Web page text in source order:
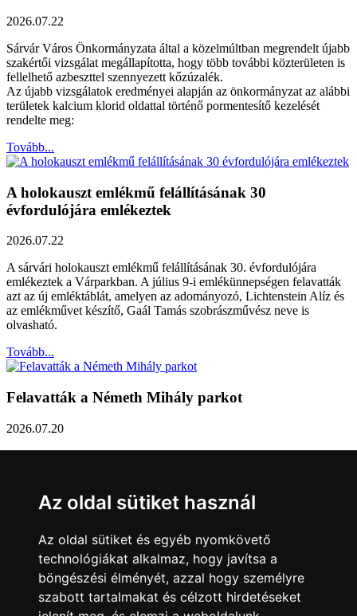
Az oldal sütiket használ
Az oldal sütiket és egyéb nyomkövető
technológiákat alkalmaz, hogy javítsa a
böngészési élményét, azzal hogy személyre
szabott tartalmakat és célzott hirdetéseket
2026.07.22
Sárvár Város Önkormányzata által a közelmúltban megrendelt újabb
szakértői vizsgálat megállapította, hogy több további közterületen is
fellelhető azbeszttel szennyezett kőzúzalék.
Az újabb vizsgálatok eredményei alapján az önkormányzat az alábbi
területek kalcium klorid oldattal történő pormentesítő kezelését
rendelte meg:
Tovább...
A holokauszt emlékmű felállításának 30
évfordulójára emlékeztek
2026.07.22
A sárvári holokauszt emlékmű felállításának 30. évfordulójára
emlékeztek a Várparkban. A július 9-i emlékünnepségen felavatták
azt az új emléktáblát, amelyen az adományozó, Lichtenstein Alíz és
az emlékművet készítő, Gaál Tamás szobrászművész neve is
olvasható.
Tovább...
Felavatták a Németh Mihály parkot
2026.07.20
Közlemény a sárvári képviselő-testület rendkívüli
üléseiről